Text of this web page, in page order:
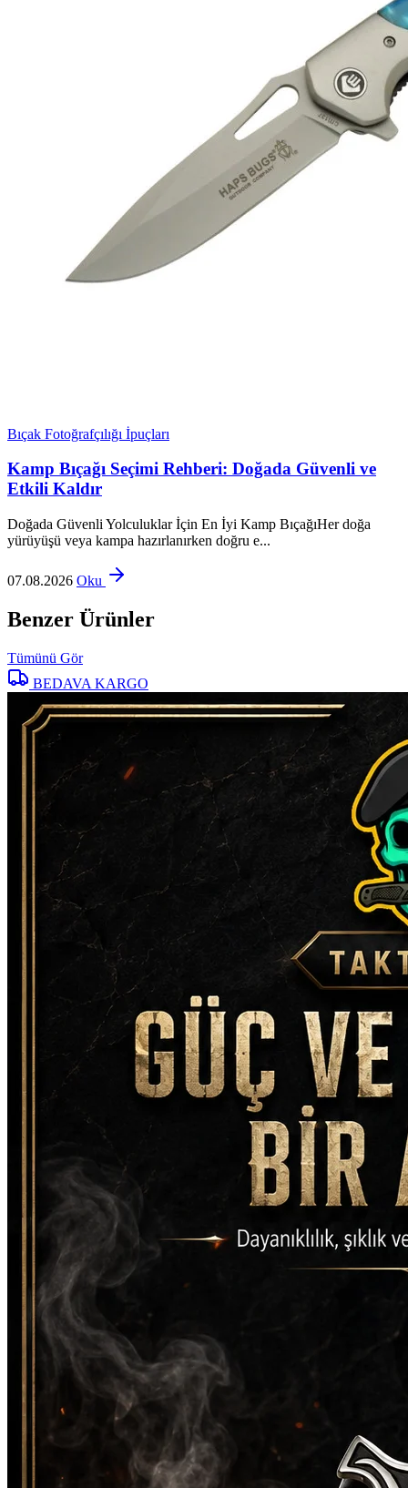
Bıçak Fotoğrafçılığı İpuçları
Kamp Bıçağı Seçimi Rehberi: Doğada Güvenli ve
Etkili Kaldır
Doğada Güvenli Yolculuklar İçin En İyi Kamp BıçağıHer doğa
yürüyüşü veya kampa hazırlanırken doğru e...
07.08.2026 Oku
Benzer Ürünler
Tümünü Gör
BEDAVA KARGO